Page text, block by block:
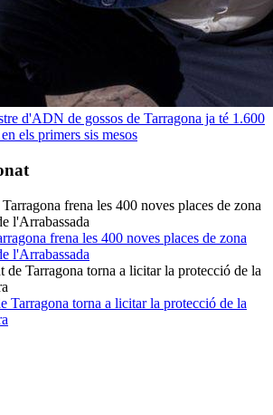
d'ADN de gossos de Tarragona ja té 1.600
els primers sis mesos
frena les 400 noves places de zona
l'Arrabassada
Tarragona torna a licitar la protecció de la